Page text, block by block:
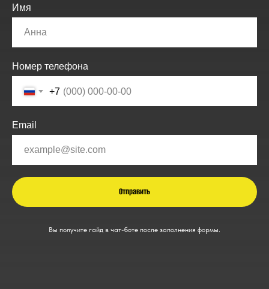
Имя
Номер телефона
+7
Email
Отправить
Вы получите гайд в чат-боте после заполнения формы.